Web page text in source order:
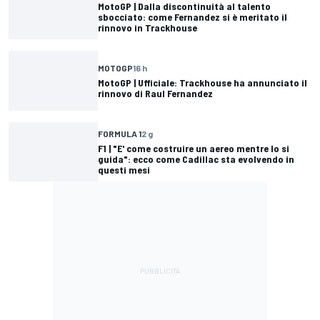
MotoGP | Dalla discontinuità al talento
sbocciato: come Fernandez si è meritato il
rinnovo in Trackhouse
MOTOGP16 h
MotoGP | Ufficiale: Trackhouse ha annunciato il
rinnovo di Raul Fernandez
FORMULA 12 g
F1 | "E' come costruire un aereo mentre lo si
guida": ecco come Cadillac sta evolvendo in
questi mesi